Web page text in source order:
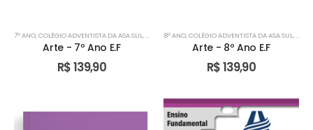
7º ANO,COLÉGIO ADVENTISTA DA ASA SUL,COLÉGIO ADVENTISTA DE ÁGUAS CLARAS,COLÉGIO
Arte - 7º Ano E.F
R$139,90
8º ANO,COLÉGIO ADVENTISTA DA ASA SUL,
Arte - 8º Ano E.F
R$139,90